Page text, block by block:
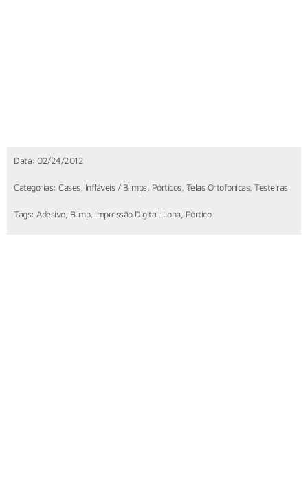
Data: 02/24/2012
Categorias: Cases, Infláveis / Blimps, Pórticos, Telas Ortofonicas, Testeiras
Tags: Adesivo, Blimp, Impressão Digital, Lona, Pórtico